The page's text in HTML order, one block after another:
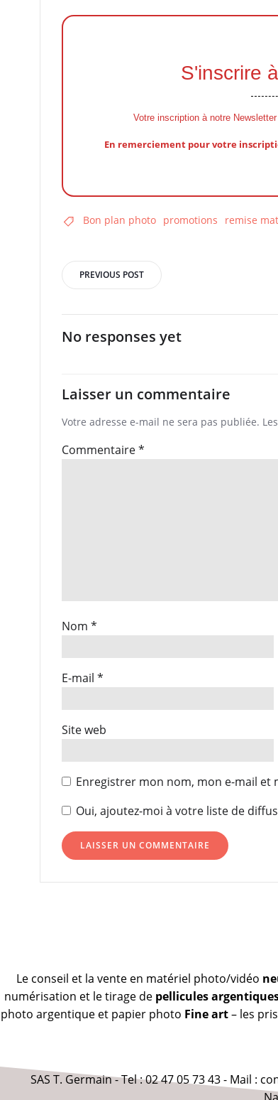
S'inscrire
Votre inscription à notre
En remerciement pour votre
Bon plan photo promotions remise
Post
navigation
PREVIOUS POST
No responses yet
Laisser un commentaire
Votre adresse e-mail ne sera pas publiée.
Commentaire*
Nom *
E-mail *
Site web
Enregistrer mon nom, mon e-mail
Oui, ajoutez-moi à votre liste de
Le conseil et la vente en matériel photo/vidéo
numérisation et le tirage de pellicules
photo argentique et papier photo Fine art– les
SAS T. Germain - Tel : 02 47 05 73 43 - Mail :